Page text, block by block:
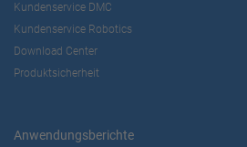
Kundenservice DMC
Kundenservice Robotics
Download Center
Produktsicherheit
Anwendungsberichte